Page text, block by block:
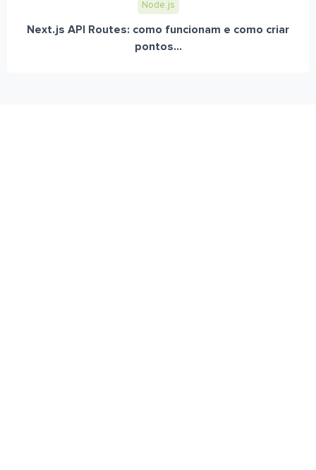
Node.js
Next.js API Routes: como funcionam e como criar
pontos...